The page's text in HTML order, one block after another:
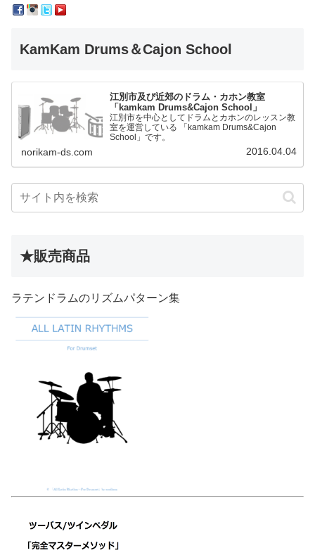
KamKam Drums＆Cajon School
江別市及び近郊のドラム・カホン教室
「kamkam Drums&Cajon School」
江別市を中心としてドラムとカホンのレッスン教
室を運営している 「kamkam Drums&Cajon
School」です。
norikam-ds.com 2016.04.04
★販売商品
ラテンドラムのリズムパターン集